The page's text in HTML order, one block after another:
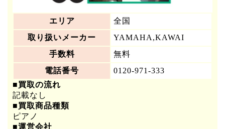
エリア
全国
取り扱いメーカー
YAMAHA,KAWAI
手数料
無料
電話番号
0120-971-333
■買取の流れ
記載なし
■買取商品種類
ピアノ
■運営会社